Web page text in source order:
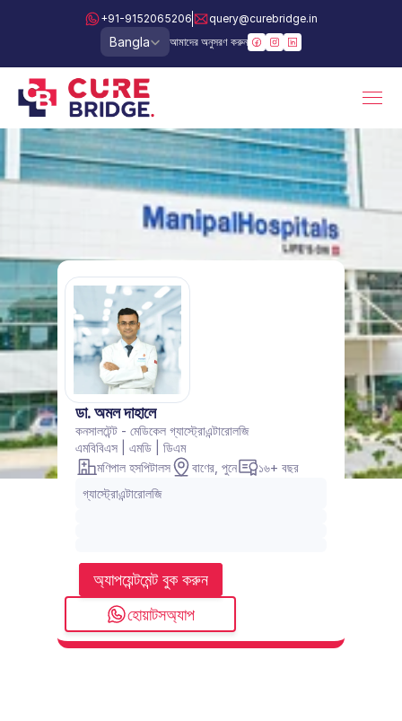
+91-9152065206 query@curebridge.in
Select Language
Bangla আমাদের অনুসরণ করুন
ডা. অমল দাহালে
কনসালটেন্ট - মেডিকেল গ্যাস্ট্রোএন্টারোলজি
এমবিবিএস | এমডি | ডিএম
মণিপাল হসপিটালস
বাণের, পুনে
১৬+ বছর
গ্যাস্ট্রোএন্টারোলজি
অ্যাপয়েন্টমেন্ট বুক করুন
হোয়াটসঅ্যাপ